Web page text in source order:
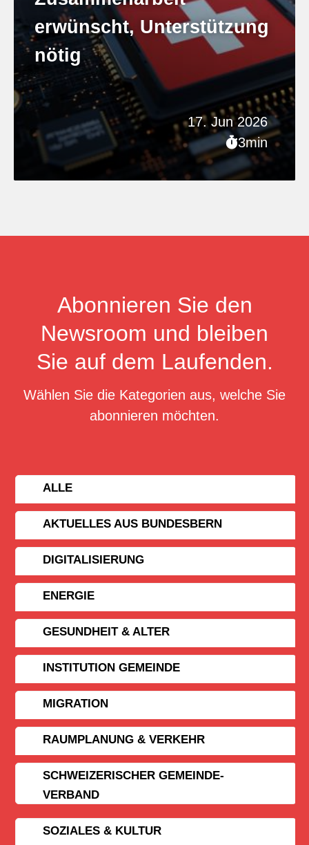
17. Jun 2026
3min
erwünscht, Unterstützung
nötig
Abonnieren Sie den
Newsroom und bleiben
Sie auf dem Laufenden.
Wählen Sie die Kategorien aus, welche Sie
abonnieren möchten.
ALLE
AKTUELLES AUS BUNDESBERN
DIGITALISIERUNG
ENERGIE
GESUNDHEIT & ALTER
INSTITUTION GEMEINDE
MIGRATION
RAUMPLANUNG & VERKEHR
SCHWEIZERISCHER GEMEINDE­
VERBAND
SOZIALES & KULTUR